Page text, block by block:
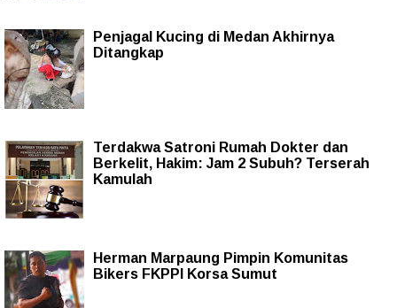
Penjagal Kucing di Medan Akhirnya
Ditangkap
Terdakwa Satroni Rumah Dokter dan
Berkelit, Hakim: Jam 2 Subuh? Terserah
Kamulah
Herman Marpaung Pimpin Komunitas
Bikers FKPPI Korsa Sumut